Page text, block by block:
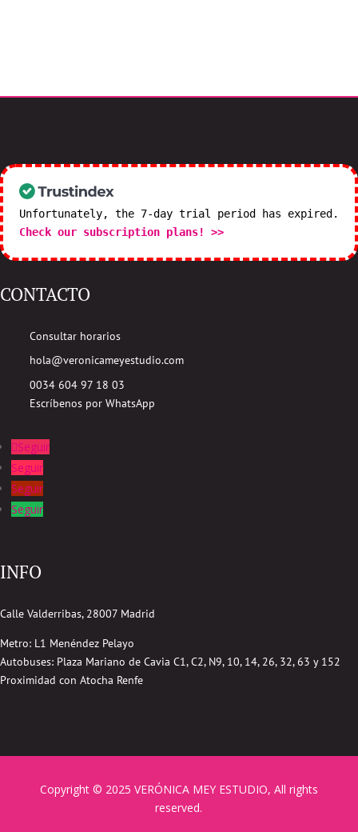
Unfortunately, the 7-day trial period has expired.
Check our subscription plans! >>
CONTACTO
Consultar horarios
hola@veronicameyestudio.com
0034 604 97 18 03
Escríbenos por WhatsApp
Seguir
Seguir
Seguir
Seguir
INFO
Calle Valderribas, 28007 Madrid
Metro: L1 Menéndez Pelayo
Autobuses: Plaza Mariano de Cavia C1, C2, N9, 10, 14, 26, 32, 63 y 152
Proximidad con Atocha Renfe
Copyright © 2025 VERÓNICA MEY ESTUDIO, All rights
reserved.